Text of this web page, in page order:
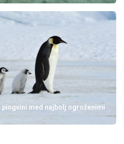
pingvini med najbolj ogroženimi